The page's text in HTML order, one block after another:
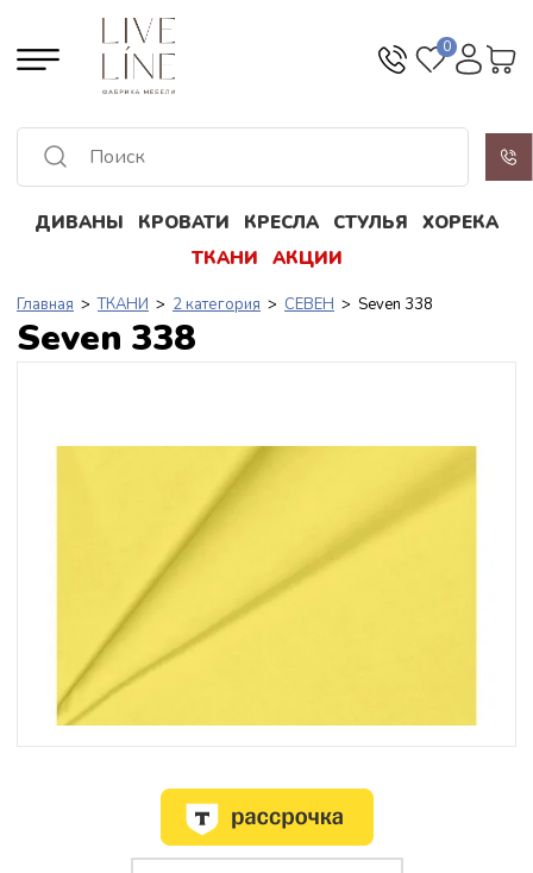
ДИВАНЫ КРОВАТИ КРЕСЛА СТУЛЬЯ
ХОРЕКА
ТКАНИ
АКЦИИ
0
Главная >ТКАНИ > 2 категория > СЕВЕН > Seven 338
Seven 338